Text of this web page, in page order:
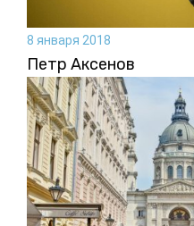
8 января 2018
Петр Аксенов